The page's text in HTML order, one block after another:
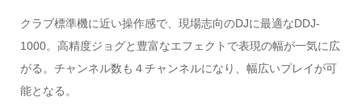
クラブ標準機に近い操作感で、現場志向のDJに最適なDDJ-
1000。高精度ジョグと豊富なエフェクトで表現の幅が一気に広
がる。チャンネル数も４チャンネルになり、幅広いプレイが可
能となる。